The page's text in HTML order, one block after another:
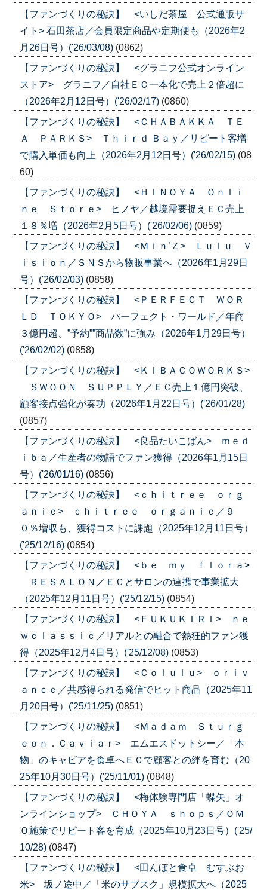
【ファンづくりの秘訣】 <いしだ茶屋 公式通販サ
イト> 石田茶店／会員限定商品や定期便も（2026年2
月26日号）('26/03/08) (0862)
【ファンづくりの秘訣】 <グラニフ公式オンライン
ストア> グラニフ／自社ＥＣ一本化で売上２倍超に
（2026年2月12日号）('26/02/17) (0860)
【ファンづくりの秘訣】 <ＣＨＡＢＡＫＫＡ ＴＥ
Ａ ＰＡＲＫＳ> Ｔｈｉｒｄ Ｂａｙ／リピート客増
で購入単価も向上（2026年2月12日号）('26/02/15) (08
60)
【ファンづくりの秘訣】 <ＨＩＮＯＹＡ Ｏｎｌｉ
ｎｅ Ｓｔｏｒｅ> ヒノヤ／越境需要捉えＥＣ売上
１８％増（2026年2月5日号）('26/02/06) (0859)
【ファンづくりの秘訣】 <Ｍｉｎ’Ｚ> Ｌｕｌｕ Ｖ
ｉｓｉｏｎ／ＳＮＳから物販事業へ（2026年1月29日
号）('26/02/03) (0858)
【ファンづくりの秘訣】 <ＰＥＲＦＥＣＴ ＷＯＲ
ＬＤ ＴＯＫＹＯ> パーフェクト・ワールド／年商
３億円超、”予約””商品数”に強み（2026年1月29日号）
('26/02/02) (0858)
【ファンづくりの秘訣】 <ＫＩＢＡＣＯＷＯＲＫＳ>
ＳＷＯＯＮ ＳＵＰＰＬＹ／ＥＣ売上１億円突破、
顧客接点強化が奏功（2026年1月22日号）('26/01/28)
(0857)
【ファンづくりの秘訣】 <良品たいこばん> ｍｅｄ
ｉｂａ／生産者の物語でファン獲得（2026年1月15日
号）('26/01/16) (0856)
【ファンづくりの秘訣】 <ｃｈｉｔｒｅｅ ｏｒｇ
ａｎｉｃ> ｃｈｉｔｒｅｅ ｏｒｇａｎｉｃ／９
０％増収も、獲得コストに課題（2025年12月11日号）
('25/12/16) (0854)
【ファンづくりの秘訣】 <ｂｅ ｍｙ ｆｌｏｒａ>
ＲＥＳＡＬＯＮ／ＥＣとサロンの連携で事業拡大
（2025年12月11日号）('25/12/15) (0854)
【ファンづくりの秘訣】 <ＦＵＫＵＫＩＲＩ> ｎｅ
ｗｃｌａｓｓｉｃ／リアルとの融合で熱狂的ファン獲
得（2025年12月4日号）('25/12/08) (0853)
【ファンづくりの秘訣】 <Ｃｏｌｕｌｕ> ｏｒｉｖ
ａｎｃｅ／共感得られる発信でヒット商品（2025年11
月20日号）('25/11/25) (0851)
【ファンづくりの秘訣】 <Ｍａｄａｍ Ｓｔｕｒｇ
ｅｏｎ．Ｃａｖｉａｒ> エムエスドットシー／「本
物」のキャビアを食卓へＥＣで顧客との絆を育む（20
25年10月30日号）('25/11/01) (0848)
【ファンづくりの秘訣】 <梅体験専門店「蝶矢」オ
ンラインショップ> ＣＨＯＹＡ ｓｈｏｐｓ／ＯＭ
Ｏ施策でリピート客を育成（2025年10月23日号）('25/
10/28) (0847)
【ファンづくりの秘訣】 <田んぼと食卓 むすぶお
米> 坂ノ途中／「米のサブスク」規模拡大へ（2025